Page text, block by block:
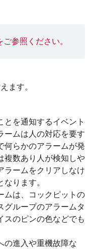
ご参照ください。
ます。
とを通知するイベント
ームは人の対応を要す
何らかのアラームが発
複数あり人が検知しや
ラームをクリアしなけ
ります。
ムは、コックピットの
グループのアラームタ
スのピンの色などでも
の進入や重機故障な